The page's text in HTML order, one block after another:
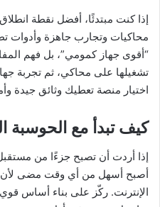
إذا كنت مبتدئًا، أفضل نقطة
محاكيات وتجارب جاهزة وأدوات
“أقوى جهاز كمومي”، بل فهم
تشغيلها على محاكي، ثم تجربة
اختيار منصة تعطيك وثائق جيدة
كيف تبدأ مع الحوسبة
إذا أردت أن تصبح جزءًا من
أصبح أسهل من أي وقت مضى لأن
الإنترنت. ركّز على بناء أساس